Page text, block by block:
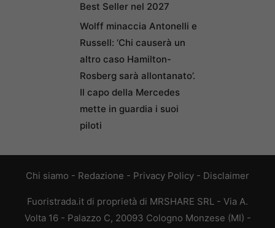
Best Seller nel 2027
Wolff minaccia Antonelli e
Russell: ‘Chi causerà un
altro caso Hamilton-
Rosberg sarà allontanato’.
Il capo della Mercedes
mette in guardia i suoi
piloti
Chi siamo - Redazione - Privacy Policy - Disclaimer
Fuoristrada.it di proprietà di MRSHARE SRL - Via A.
Volta 16 - Palazzo C, 20093 Cologno Monzese (MI) -